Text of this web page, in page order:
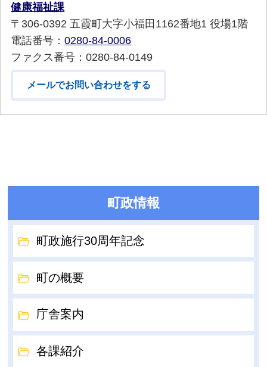
健康福祉課
〒306-0392 五霞町大字小福田1162番地1 役場1階
電話番号：0280-84-0006
ファクス番号：0280-84-0149
メールでお問い合わせをする
町政情報
町政施行30周年記念
町の概要
庁舎案内
各課紹介